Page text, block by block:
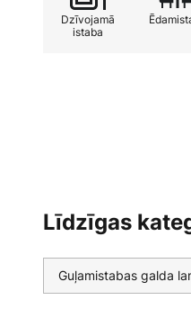
Dzīvojamā
istaba
Līdzīgas
Guļamistabas galda